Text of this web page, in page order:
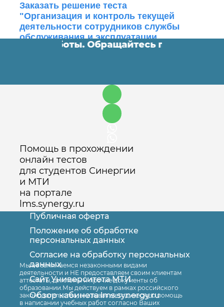
Заказать решение теста
"Организация и контроль текущей
деятельности сотрудников службы
обслуживания и эксплуатации
номерного фонда"
дипломные работы. Обращайтесь по
Помощь в прохождении
онлайн тестов
для студентов Синергии
и МТИ
на портале
lms.synergy.ru
Оставить заявку
Публичная оферта
Положение об обработке
персональных данных
Согласие на обработку персональных
данных
Сайт Университета МТИ
Обзор кабинета lms.synergy.ru
Мы не занимаемся незаконными видами
деятельности и НЕ предоставляем своим клиентам
аттестаты, дипломы и прочие документы об
образовании.Мы действуем в рамках российского
законодательства, оказывая методическую помощь
в написании учебных работ согласно Ваших